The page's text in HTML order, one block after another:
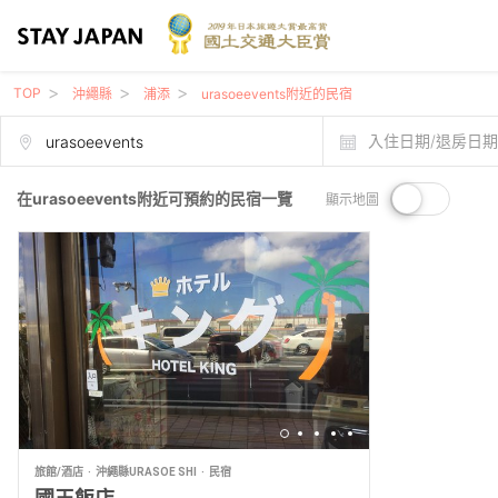
TOP 沖繩縣 浦添 urasoeevents附近的民宿
入住日期/退房日期
在urasoeevents附近可預約的民宿一覽 顯示地圖
旅館/酒店 沖繩縣URASOE SHI 民宿